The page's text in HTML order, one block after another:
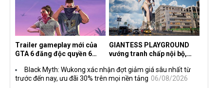
Trailer gameplay mới của
GTA 6 đăng độc quyền 6
đang quá tham?
GIANTESS PLAYGROUND
vướng tranh chấp nội bộ,
ngầm chiếm đoạt doanh thu
Black Myth: Wukong xác nhận đợt giảm giá sâu nhất từ
trước đến nay, ưu đãi 30% trên mọi nền tảng 06/08/2026